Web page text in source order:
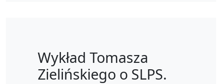
Wykład Tomasza
Zielińskiego o SLPS.